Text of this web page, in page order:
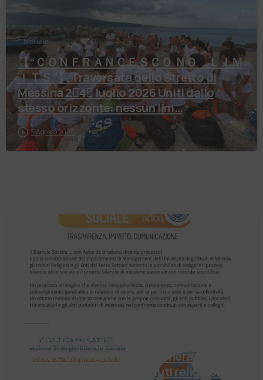
Notizie
【 “ＣＯＮＦＲＡＮＣＥＳＣＯ ＮＯ ＬＩＭ
ＩＴＳ”】 Traversata dello Stretto di
Messina 2⃣4⃣ luglio 2026 Uniti dallo
stesso orizzonte: nessun lim…
5 Agosto 2026
Il Bilancio Sociale non è un punto di
arrivo. È un percorso che genera valore!
Negli ultimi anni enti, istituti religiosi,